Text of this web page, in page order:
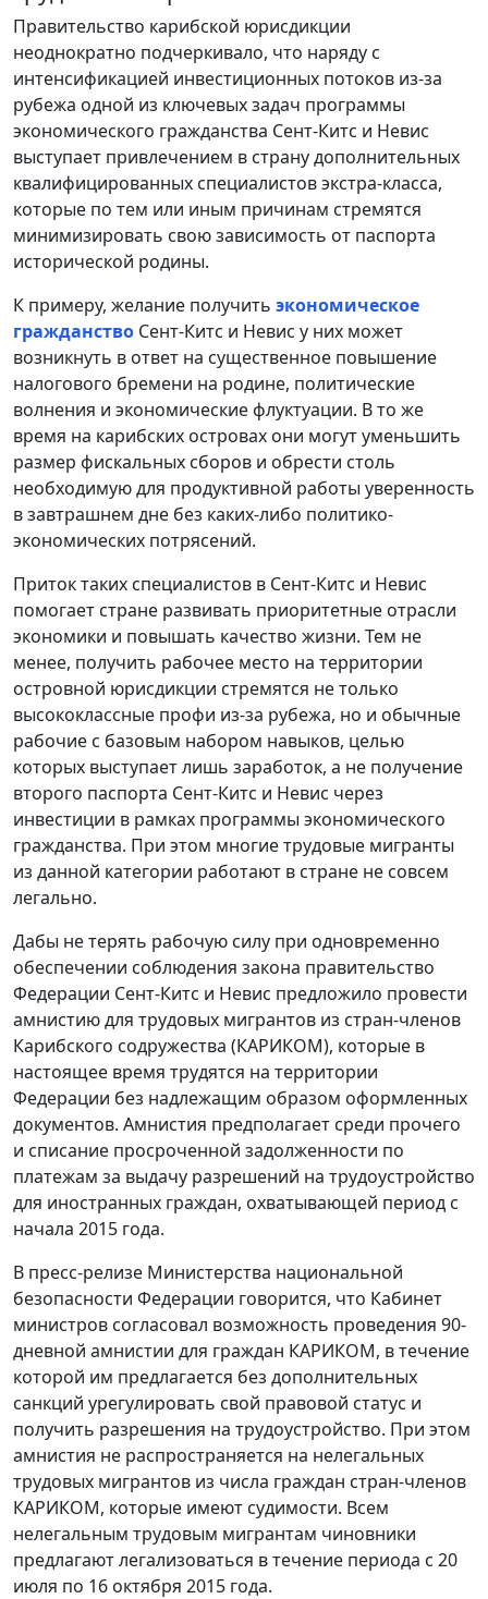
Правительство карибской юрисдикции
неоднократно подчеркивало, что наряду с
интенсификацией инвестиционных потоков из-за
рубежа одной из ключевых задач программы
экономического гражданства Сент-Китс и Невис
выступает привлечением в страну дополнительных
квалифицированных специалистов экстра-класса,
которые по тем или иным причинам стремятся
минимизировать свою зависимость от паспорта
исторической родины.
К примеру, желание получить экономическое
гражданство Сент-Китс и Невис у них может
возникнуть в ответ на существенное повышение
налогового бремени на родине, политические
волнения и экономические флуктуации. В то же
время на карибских островах они могут уменьшить
размер фискальных сборов и обрести столь
необходимую для продуктивной работы уверенность
в завтрашнем дне без каких-либо политико-
экономических потрясений.
Приток таких специалистов в Сент-Китс и Невис
помогает стране развивать приоритетные отрасли
экономики и повышать качество жизни. Тем не
менее, получить рабочее место на территории
островной юрисдикции стремятся не только
высококлассные профи из-за рубежа, но и обычные
рабочие с базовым набором навыков, целью
которых выступает лишь заработок, а не получение
второго паспорта Сент-Китс и Невис через
инвестиции в рамках программы экономического
гражданства. При этом многие трудовые мигранты
из данной категории работают в стране не совсем
легально.
Дабы не терять рабочую силу при одновременно
обеспечении соблюдения закона правительство
Федерации Сент-Китс и Невис предложило провести
амнистию для трудовых мигрантов из стран-членов
Карибского содружества (КАРИКОМ), которые в
настоящее время трудятся на территории
Федерации без надлежащим образом оформленных
документов. Амнистия предполагает среди прочего
и списание просроченной задолженности по
платежам за выдачу разрешений на трудоустройство
для иностранных граждан, охватывающей период с
начала 2015 года.
В пресс-релизе Министерства национальной
безопасности Федерации говорится, что Кабинет
министров согласовал возможность проведения 90-
дневной амнистии для граждан КАРИКОМ, в течение
которой им предлагается без дополнительных
санкций урегулировать свой правовой статус и
получить разрешения на трудоустройство. При этом
амнистия не распространяется на нелегальных
трудовых мигрантов из числа граждан стран-членов
КАРИКОМ, которые имеют судимости. Всем
нелегальным трудовым мигрантам чиновники
предлагают легализоваться в течение периода с 20
июля по 16 октября 2015 года.